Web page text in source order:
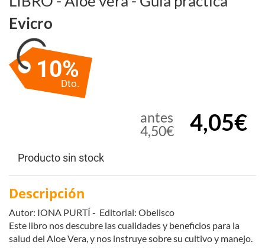
Evicro
10%
Dto.
antes
4,50€
4,05€
Producto sin stock
Descripción
Autor: IONA PURTÍ - Editorial: Obelisco
Este libro nos descubre las cualidades y beneficios para la
salud del Aloe Vera, y nos instruye sobre su cultivo y manejo.